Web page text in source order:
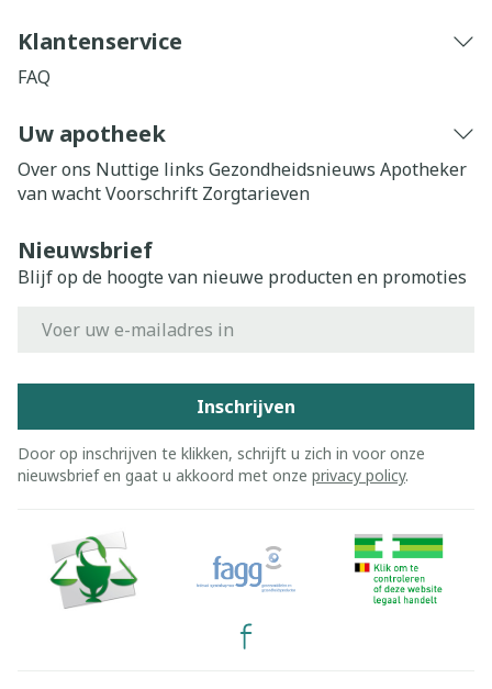
Klantenservice
FAQ
Uw apotheek
Over ons Nuttige links Gezondheidsnieuws Apotheker
van wachtVoorschrift Zorgtarieven
Nieuwsbrief
Blijf op de hoogte van nieuwe producten en promoties
Inschrijven
Door op inschrijven te klikken, schrijft u zich in voor onze
nieuwsbrief en gaat u akkoord met onze privacy policy.